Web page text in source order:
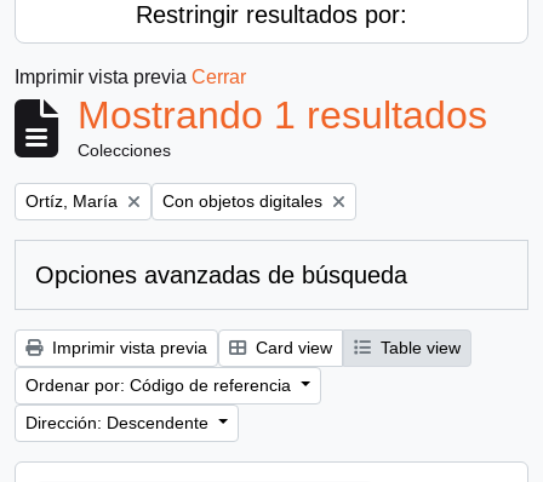
Restringir resultados por:
Imprimir vista previa Cerrar
Mostrando 1 resultados
Colecciones
Remove filter:
Ortíz, María Remove filter:
Con objetos digitales
Opciones avanzadas de búsqueda
Imprimir vista previa Card view
Table view
Ordenar por: Código de referencia
Dirección: Descendente